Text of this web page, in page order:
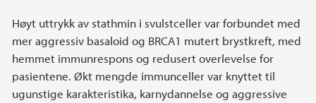
Høyt uttrykk av stathmin i svulstceller var forbundet med
mer aggressiv basaloid og BRCA1 mutert brystkreft, med
hemmet immunrespons og redusert overlevelse for
pasientene. Økt mengde immunceller var knyttet til
ugunstige karakteristika, karnydannelse og aggressive